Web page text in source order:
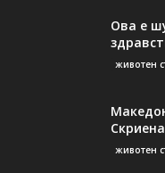
Ова е
животен
животен